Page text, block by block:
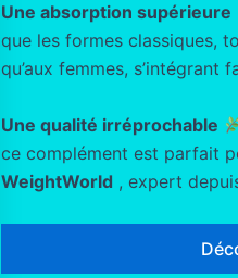
Une absorption supérieure
que les formes classiques,
qu’aux femmes, s’intégrant
Une qualité irréprochable
ce complément est parfait
WeightWorld , expert